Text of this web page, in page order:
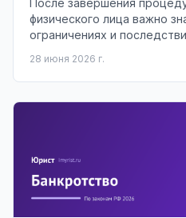
физического лица важно
ограничениях и
28 июня 2026 г.